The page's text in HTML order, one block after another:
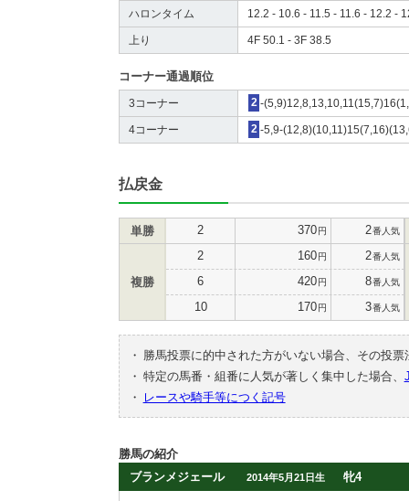
ハロンタイム 12.2 - 10.6 - 11.5 - 11.6 - 12.2 -
上り 4F 50.1 - 3F 38.5
コーナー通過順位
3コーナー 2 -
4コーナー 2 -5,9-
払戻金
単勝 2 370円 2番人気
複勝
2 160円 2番人気
6 420円 8番人気
10 170円 3番人気
・
勝馬投票に的中された方がいない場合、その投
・ 特定の馬番・組番に人気が著しく集中した場合、
・
レースや騎手等につく記号
勝馬の紹介
ブランメジェール
2014年5月21日生 牝4